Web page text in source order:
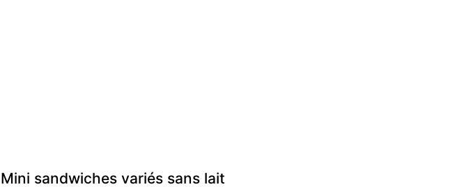
Mini sandwiches variés sans lait